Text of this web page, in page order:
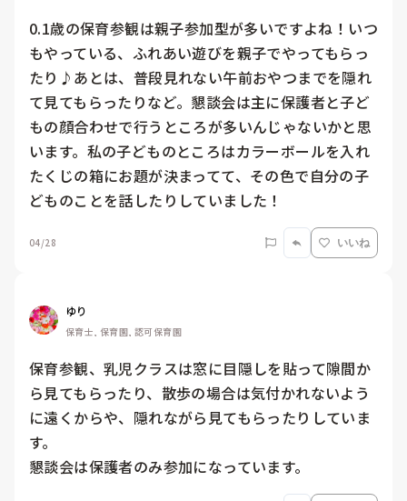
0.1歳の保育参観は親子参加型が多いですよね！いつ
もやっている、ふれあい遊びを親子でやってもらっ
たり♪あとは、普段見れない午前おやつまでを隠れ
て見てもらったりなど。懇談会は主に保護者と子ど
もの顔合わせで行うところが多いんじゃないかと思
います。私の子どものところはカラーボールを入れ
たくじの箱にお題が決まってて、その色で自分の子
どものことを話したりしていました！
04/28 いいね
ゆり
保育士, 保育園, 認可保育園
保育参観、乳児クラスは窓に目隠しを貼って隙間か
ら見てもらったり、散歩の場合は気付かれないよう
に遠くからや、隠れながら見てもらったりしていま
す。
懇談会は保護者のみ参加になっています。